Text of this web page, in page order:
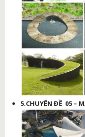
5.CHUYÊN ĐỀ 05 –